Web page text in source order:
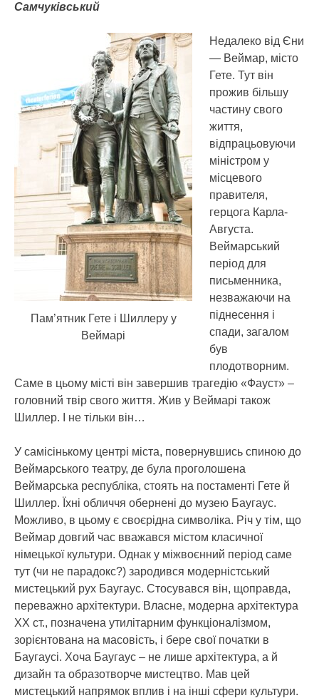
Самчуківський
Пам’ятник Гете і Шиллеру у
Веймарі
Недалеко від Єни
— Веймар, місто
Гете. Тут він
прожив більшу
частину свого
життя,
відпрацьовуючи
міністром у
місцевого
правителя,
герцога Карла-
Августа.
Веймарський
період для
письменника,
незважаючи на
піднесення і
спади, загалом
був
плодотворним.
Саме в цьому місті він завершив трагедію «Фауст» –
головний твір свого життя. Жив у Веймарі також
Шиллер. І не тільки він…
У самісінькому центрі міста, повернувшись спиною до
Веймарського театру, де була проголошена
Веймарська республіка, стоять на постаменті Гете й
Шиллер. Їхні обличчя обернені до музею Баугаус.
Можливо, в цьому є своєрідна символіка. Річ у тім, що
Веймар довгий час вважався містом класичної
німецької культури. Однак у міжвоєнний період саме
тут (чи не парадокс?) зародився модерністський
мистецький рух Баугаус. Стосувався він, щоправда,
переважно архітектури. Власне, модерна архітектура
ХХ ст., позначена утилітарним функціоналізмом,
зорієнтована на масовість, і бере свої початки в
Баугаусі. Хоча Баугаус – не лише архітектура, а й
дизайн та образотворче мистецтво. Мав цей
мистецький напрямок вплив і на інші сфери культури.